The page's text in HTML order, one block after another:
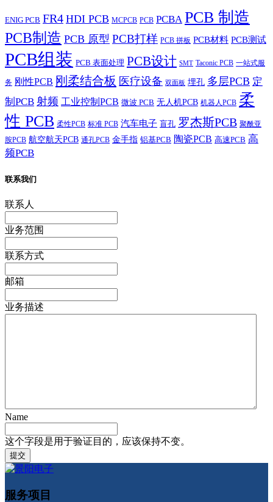
ENIG PCB FR4 HDI PCB MCPCB PCB PCBA PCB 制造
PCB制造 PCB 原型 PCB打样 PCB 拼板 PCB材料 PCB测试
PCB组装 PCB 表面处理 PCB设计 SMT Taconic PCB 一站式服
务 刚性PCB 刚柔结合板 医疗设备 双面板 埋孔 多层PCB 定
制PCB 射频 工业控制PCB 微波 PCB 无人机PCB 机器人PCB 柔
性 PCB 柔性PCB 标准 PCB 汽车电子 盲孔 罗杰斯PCB 聚酰亚
胺PCB 航空航天PCB 通孔PCB 金手指 铝基PCB 陶瓷PCB 高速PCB 高
频PCB
联系我们
联系人
业务范围
联系方式
邮箱
业务描述
Name
这个字段是用于验证目的，应该保持不变。
服务项目